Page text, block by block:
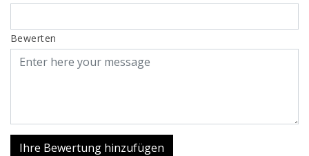
Bewerten
Ihre Bewertung hinzufügen